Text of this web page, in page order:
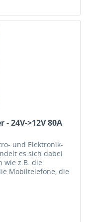
- 24V->12V 80A
und Elektronik-
es sich dabei
wie z.B. die
Mobiltelefone, die